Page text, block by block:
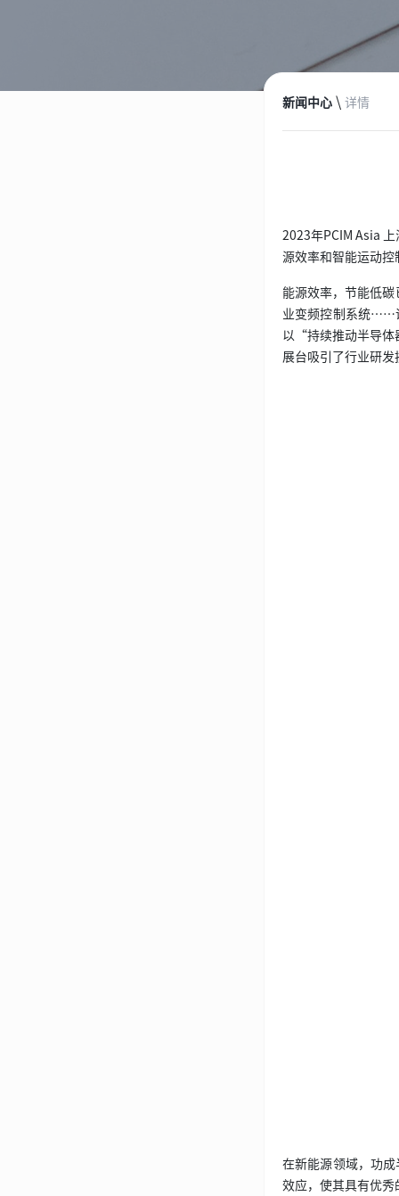
新闻中心 \ 详情
2023年PCIM Asia
源效率和智能运动控
能源效率，节能低
业变频控制系统……
以“持续推动半导体
展台吸引了行业研
在新能源领域，功
效应，使其具有优秀